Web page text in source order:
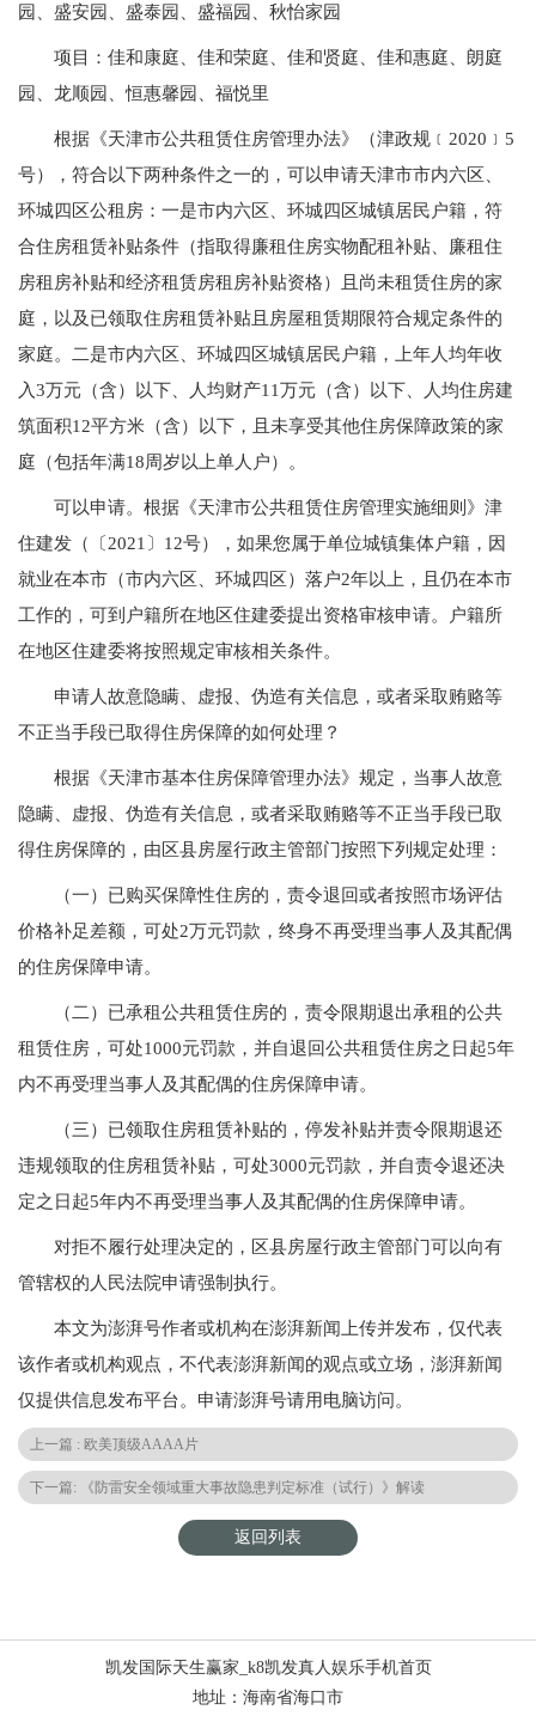
园、盛安园、盛泰园、盛福园、秋怡家园
项目：佳和康庭、佳和荣庭、佳和贤庭、佳和惠庭、朗庭
园、龙顺园、恒惠馨园、福悦里
根据《天津市公共租赁住房管理办法》（津政规﹝2020﹞5
号），符合以下两种条件之一的，可以申请天津市市内六区、
环城四区公租房：一是市内六区、环城四区城镇居民户籍，符
合住房租赁补贴条件（指取得廉租住房实物配租补贴、廉租住
房租房补贴和经济租赁房租房补贴资格）且尚未租赁住房的家
庭，以及已领取住房租赁补贴且房屋租赁期限符合规定条件的
家庭。二是市内六区、环城四区城镇居民户籍，上年人均年收
入3万元（含）以下、人均财产11万元（含）以下、人均住房建
筑面积12平方米（含）以下，且未享受其他住房保障政策的家
庭（包括年满18周岁以上单人户）。
可以申请。根据《天津市公共租赁住房管理实施细则》津
住建发（〔2021〕12号），如果您属于单位城镇集体户籍，因
就业在本市（市内六区、环城四区）落户2年以上，且仍在本市
工作的，可到户籍所在地区住建委提出资格审核申请。户籍所
在地区住建委将按照规定审核相关条件。
申请人故意隐瞒、虚报、伪造有关信息，或者采取贿赂等
不正当手段已取得住房保障的如何处理？
根据《天津市基本住房保障管理办法》规定，当事人故意
隐瞒、虚报、伪造有关信息，或者采取贿赂等不正当手段已取
得住房保障的，由区县房屋行政主管部门按照下列规定处理：
（一）已购买保障性住房的，责令退回或者按照市场评估
价格补足差额，可处2万元罚款，终身不再受理当事人及其配偶
的住房保障申请。
（二）已承租公共租赁住房的，责令限期退出承租的公共
租赁住房，可处1000元罚款，并自退回公共租赁住房之日起5年
内不再受理当事人及其配偶的住房保障申请。
（三）已领取住房租赁补贴的，停发补贴并责令限期退还
违规领取的住房租赁补贴，可处3000元罚款，并自责令退还决
定之日起5年内不再受理当事人及其配偶的住房保障申请。
对拒不履行处理决定的，区县房屋行政主管部门可以向有
管辖权的人民法院申请强制执行。
本文为澎湃号作者或机构在澎湃新闻上传并发布，仅代表
该作者或机构观点，不代表澎湃新闻的观点或立场，澎湃新闻
仅提供信息发布平台。申请澎湃号请用电脑访问。
上一篇 : 欧美顶级AAAA片
下一篇: 《防雷安全领域重大事故隐患判定标准（试行）》解读
返回列表
凯发国际天生赢家_k8凯发真人娱乐手机首页
地址：海南省海口市